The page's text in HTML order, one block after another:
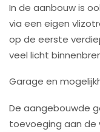
In de aanbouw is
via een eigen
op de eerste
veel licht
Garage en
De aangebouwde
toevoeging aan de